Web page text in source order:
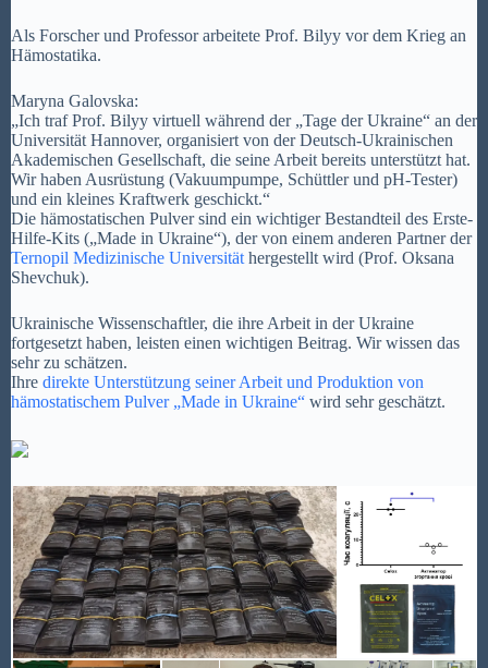
Als Forscher und Professor arbeitete Prof. Bilyy vor dem Krieg an
Hämostatika.
Maryna Galovska:
„Ich traf Prof. Bilyy virtuell während der „Tage der Ukraine“ an der
Universität Hannover, organisiert von der Deutsch-Ukrainischen
Akademischen Gesellschaft, die seine Arbeit bereits unterstützt hat.
Wir haben Ausrüstung (Vakuumpumpe, Schüttler und pH-Tester)
und ein kleines Kraftwerk geschickt.“
Die hämostatischen Pulver sind ein wichtiger Bestandteil des Erste-
Hilfe-Kits („Made in Ukraine“), der von einem anderen Partner der
Ternopil Medizinische Universität hergestellt wird (Prof. Oksana
Shevchuk).
Ukrainische Wissenschaftler, die ihre Arbeit in der Ukraine
fortgesetzt haben, leisten einen wichtigen Beitrag. Wir wissen das
sehr zu schätzen.
Ihre direkte Unterstützung seiner Arbeit und Produktion von
hämostatischem Pulver „Made in Ukraine“ wird sehr geschätzt.